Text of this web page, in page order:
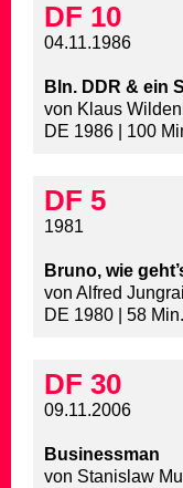
DF 10
04.11.1986
Bln. DDR & ein
von Klaus
DE 1986 | 100
DF 5
1981
Bruno, wie
von Alfred
DE 1980 | 58 Min.
DF 30
09.11.2006
Businessman
von Stanislaw